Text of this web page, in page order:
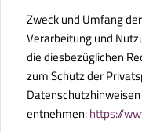
Zweck und Umfang
Verarbeitung und
die diesbezüglichen
zum Schutz der
entnehmen:https://